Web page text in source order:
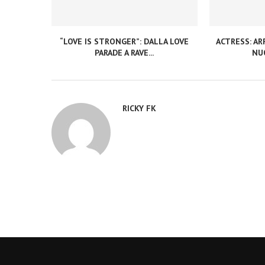
“LOVE IS STRONGER”: DALLA LOVE
PARADE A RAVE...
ACTRESS:
RICKY FK